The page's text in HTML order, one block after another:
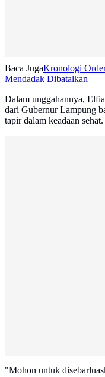
Baca JugaKronologi
Mendadak Dibatalkan
Dalam unggahannya,
dari Gubernur Lampung
tapir dalam keadaan sehat.
"Mohon untuk